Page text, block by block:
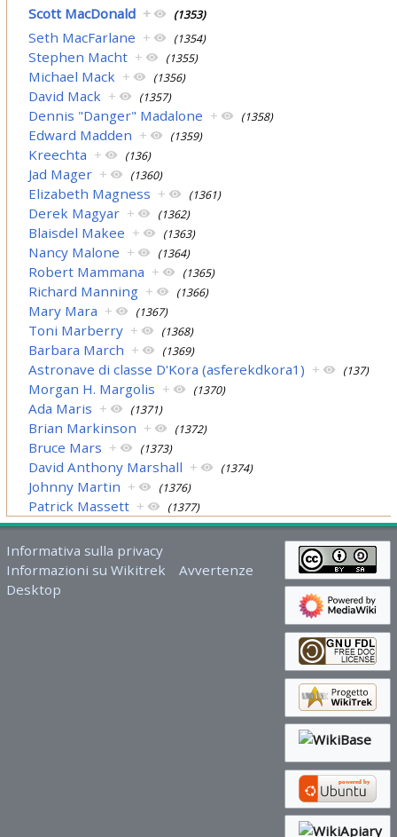
Scott MacDonald + (1353)
Seth MacFarlane + (1354)
Stephen Macht + (1355)
Michael Mack + (1356)
David Mack + (1357)
Dennis "Danger" Madalone + (1358)
Edward Madden + (1359)
Kreechta + (136)
Jad Mager + (1360)
Elizabeth Magness + (1361)
Derek Magyar + (1362)
Blaisdel Makee + (1363)
Nancy Malone + (1364)
Robert Mammana + (1365)
Richard Manning + (1366)
Mary Mara + (1367)
Toni Marberry + (1368)
Barbara March + (1369)
Astronave di classe D'Kora (asferekdkora1) + (137)
Morgan H. Margolis + (1370)
Ada Maris + (1371)
Brian Markinson + (1372)
Bruce Mars + (1373)
David Anthony Marshall + (1374)
Johnny Martin + (1376)
Patrick Massett + (1377)
Informativa sulla privacy
Informazioni su Wikitrek
Avvertenze
Desktop